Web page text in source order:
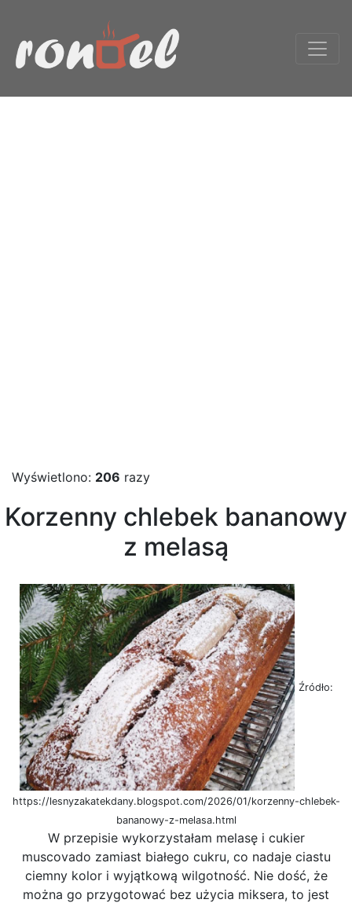
Wyświetlono: 206 razy
Korzenny chlebek bananowy
z melasą
Źródło:
https://lesnyzakatekdany.blogspot.com/2026/01/korzenny-chlebek-
bananowy-z-melasa.html
W przepisie wykorzystałam melasę i cukier
muscovado zamiast białego cukru, co nadaje ciastu
ciemny kolor i wyjątkową wilgotność. Nie dość, że
można go przygotować bez użycia miksera, to jest